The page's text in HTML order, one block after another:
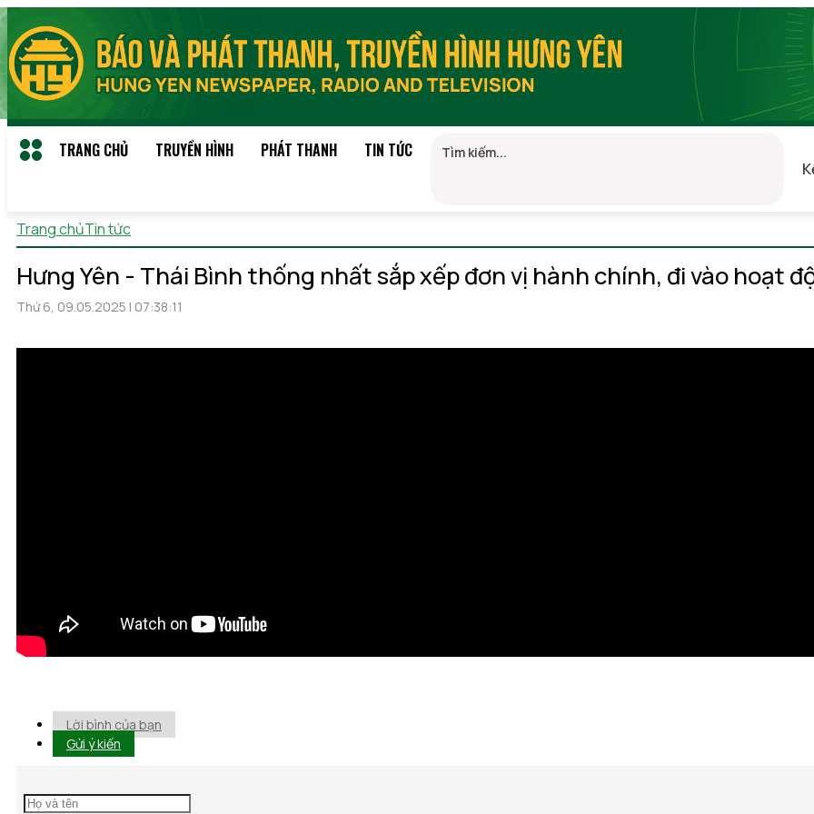
TRANG CHỦ TRUYỀN HÌNH PHÁT THANH TIN TỨC
Trang chủTin tức
Hưng Yên - Thái Bình thống nhất sắp xếp đơn vị hành chính, đi vào hoạt
Thứ 6, 09.05.2025 | 07:38:11
Lời bình của bạn
Gửi ý kiến